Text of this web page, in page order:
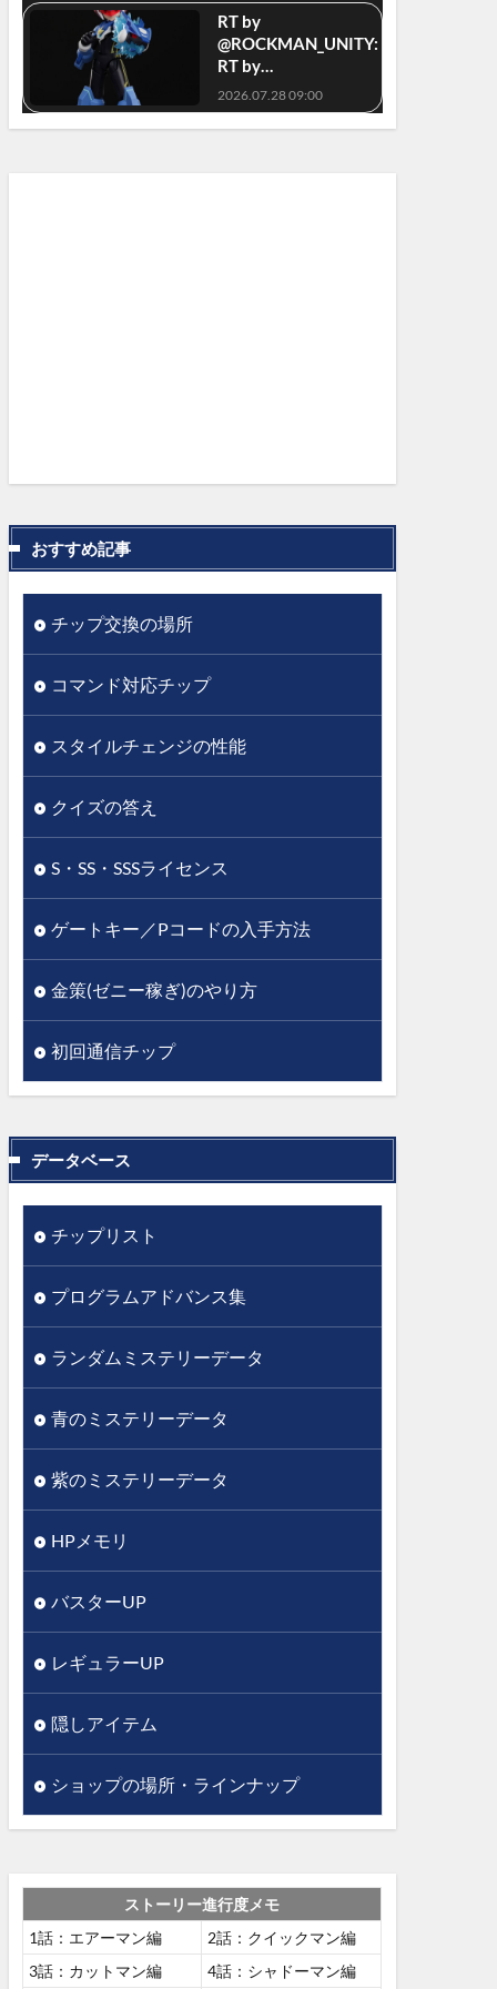
おすすめ記事
チップ交換の場所
コマンド対応チップ
スタイルチェンジの性能
クイズの答え
S・SS・SSSライセンス
ゲートキー／Pコードの入手方法
金策(ゼニー稼ぎ)のやり方
初回通信チップ
データベース
チップリスト
プログラムアドバンス集
ランダムミステリーデータ
青のミステリーデータ
紫のミステリーデータ
HPメモリ
バスターUP
レギュラーUP
隠しアイテム
ショップの場所・ラインナップ
ストーリー進行度メモ
1話：エアーマン編
2話：クイックマン編
3話：カットマン編
4話：シャドーマン編